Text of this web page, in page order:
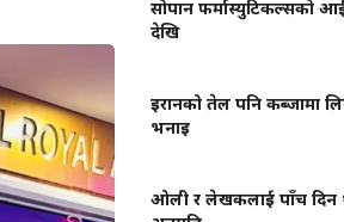
सोपान फर्मास्युटिकल्सको
देखि
इरानको तेल पनि कब्जामा
भनाइ
ओली र लेखकलाई पाँच दिन